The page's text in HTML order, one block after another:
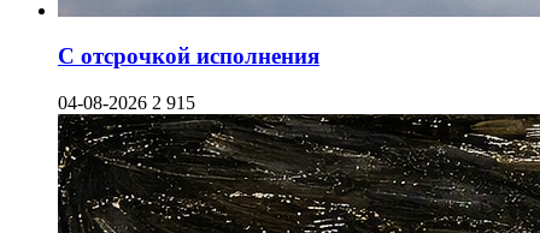
С отсрочкой исполнения
04-08-2026 2 915